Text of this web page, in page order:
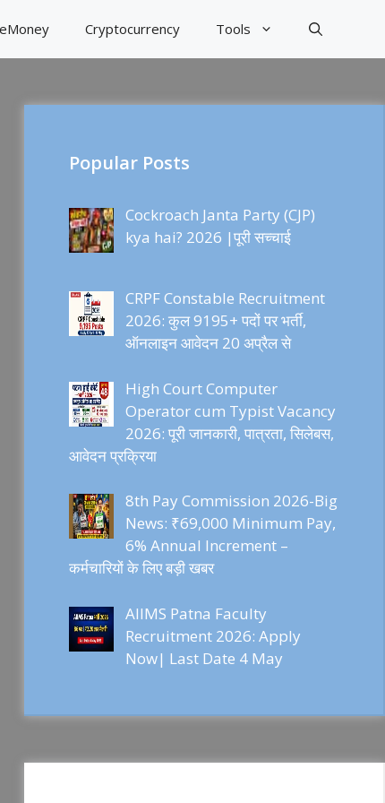
Cryptocurrency Tools
Popular Posts
Cockroach Janta Party (CJP)
kya hai? 2026 |पूरी सच्चाई
CRPF Constable Recruitment
2026: कुल 9195+ पदों पर भर्ती,
ऑनलाइन आवेदन 20 अप्रैल से
High Court Computer
Operator cum Typist Vacancy
2026: पूरी जानकारी, पात्रता, सिलेबस,
आवेदन प्रक्रिया
8th Pay Commission 2026-Big
News: ₹69,000 Minimum Pay,
6% Annual Increment –
कर्मचारियों के लिए बड़ी खबर
AIIMS Patna Faculty
Recruitment 2026: Apply
Now| Last Date 4 May